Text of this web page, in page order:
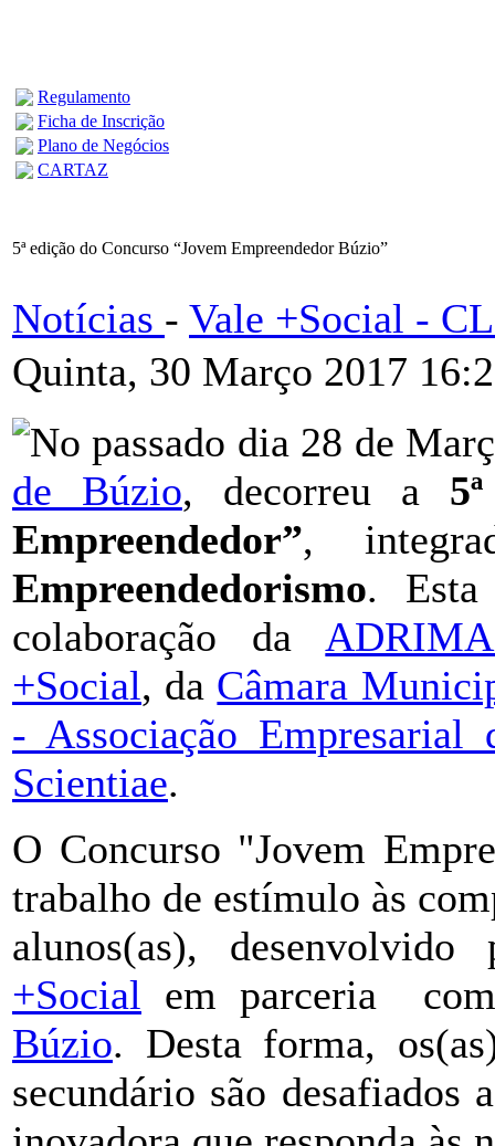
Regulamento
Ficha de Inscrição
Plano de Negócios
CARTAZ
5ª edição do Concurso “Jovem Empreendedor Búzio”
Notícias - Vale +Social -
Quinta, 30 Março 2017
No passado dia 28 de
de Búzio, decorreu a
Empreendedor”,
Empreendedorismo.
colaboração da
+Social, da Câmara
- Associação Empresarial
Scientiae.
O Concurso "Jovem
trabalho de estímulo às
alunos(as),
+Social em parceria
Búzio. Desta forma,
secundário são desafiados